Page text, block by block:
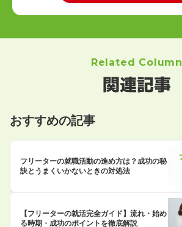
Related Column
関連記事
おすすめの記事
フリーターの就職活動の進め方は？成功の秘
訣とうまくいかないときの対処法
【フリーターの就活完全ガイド】流れ・始め
る時期・成功のポイントを徹底解説